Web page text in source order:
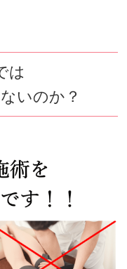
は
いのか？